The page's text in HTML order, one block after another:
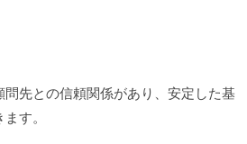
先との信頼関係があり、安定した基
す。